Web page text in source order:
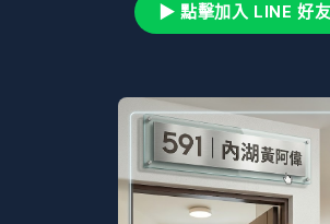
▶ 點擊加入 LINE 好友